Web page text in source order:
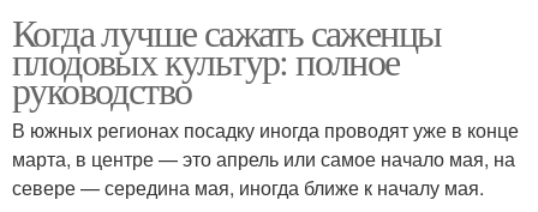
Когда лучше сажать саженцы
плодовых культур: полное
руководство
В южных регионах посадку иногда проводят уже в конце
марта, в центре — это апрель или самое начало мая, на
севере — середина мая, иногда ближе к началу мая.